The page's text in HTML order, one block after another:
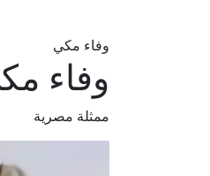
وفاء مكي
وفاء
ممثلة مصرية